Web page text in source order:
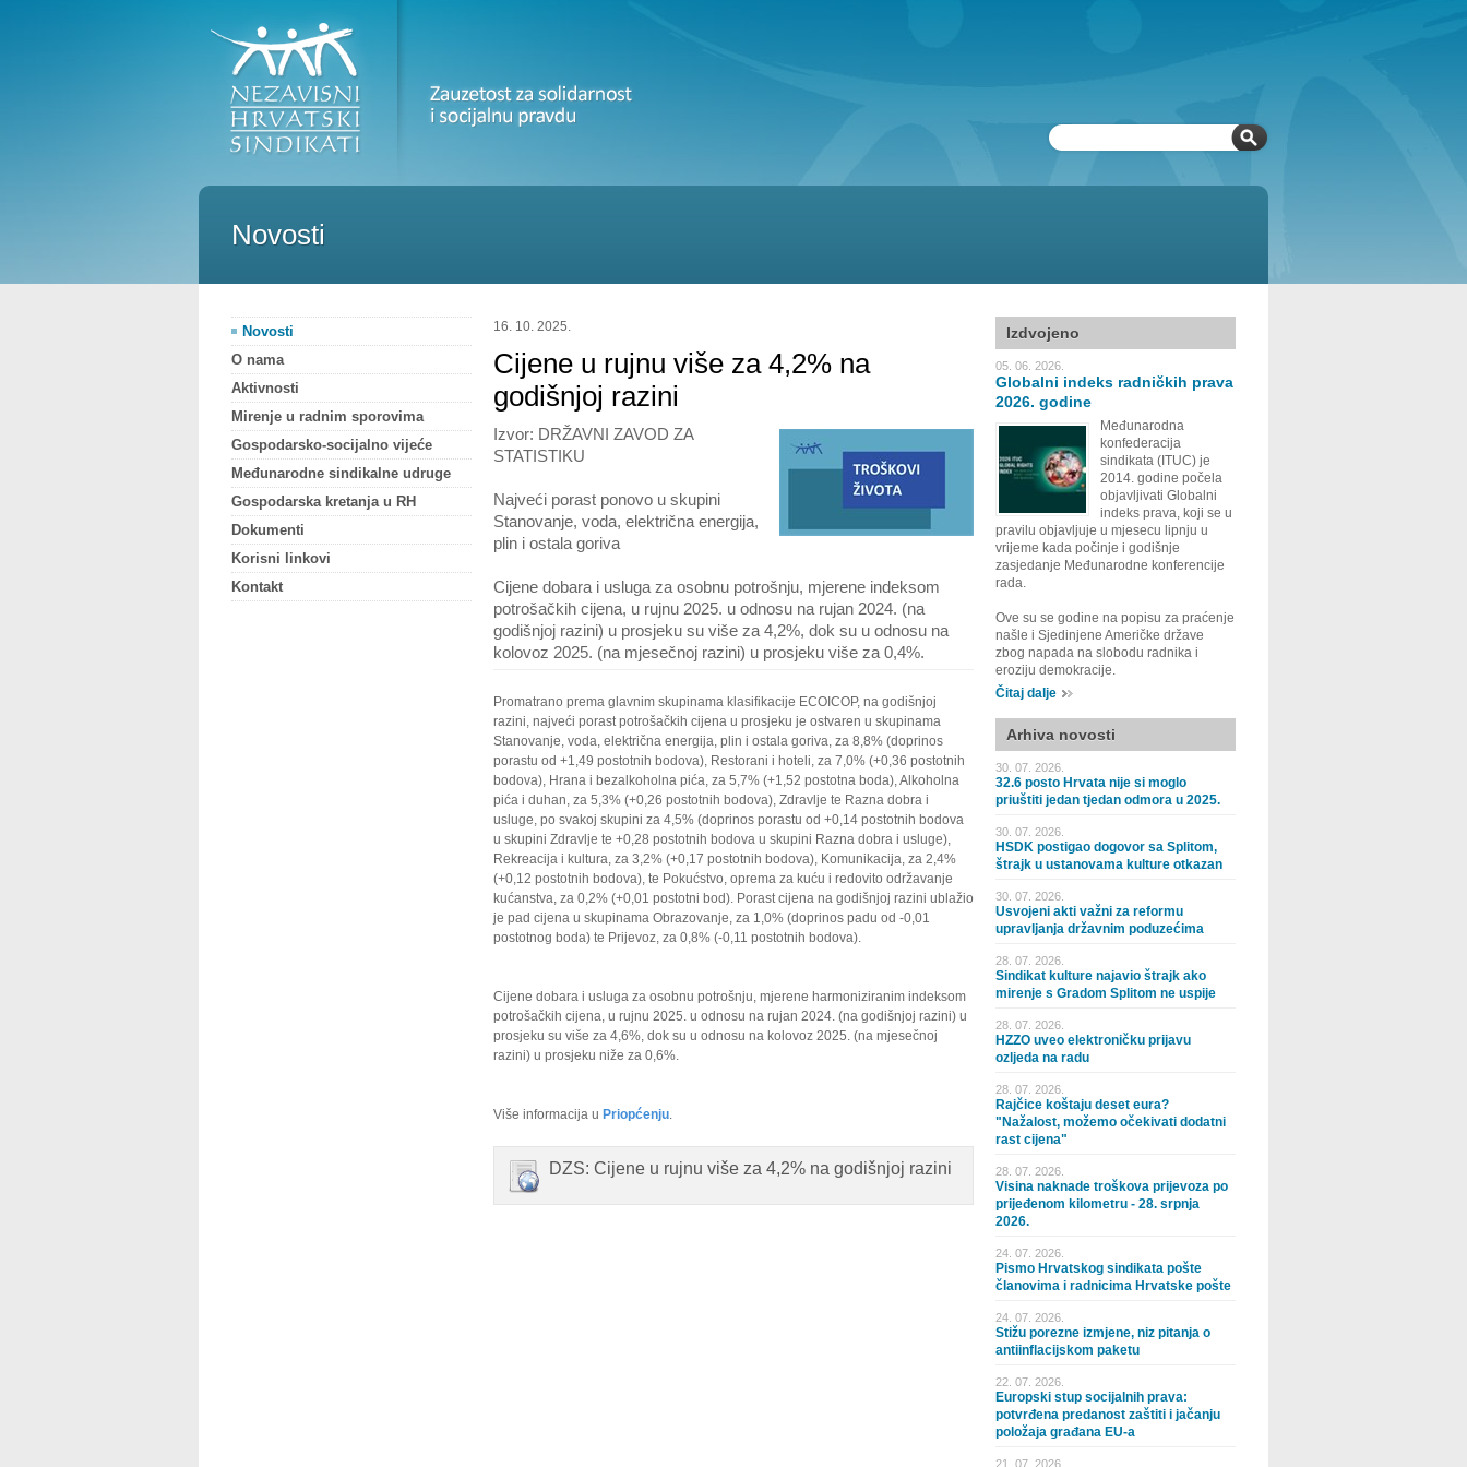
Novosti
16. 10. 2025.
Cijene u rujnu više za 4,2% na
godišnjoj razini
Izvor: DRŽAVNI ZAVOD ZA
STATISTIKU
Najveći porast ponovo u skupini
Stanovanje, voda, električna energija,
plin i ostala goriva
Cijene dobara i usluga za osobnu potrošnju, mjerene indeksom
potrošačkih cijena, u rujnu 2025. u odnosu na rujan 2024. (na
godišnjoj razini) u prosjeku su više za 4,2%, dok su u odnosu na
kolovoz 2025. (na mjesečnoj razini) u prosjeku više za 0,4%.
Promatrano prema glavnim skupinama klasifikacije ECOICOP, na godišnjoj
razini, najveći porast potrošačkih cijena u prosjeku je ostvaren u skupinama
Stanovanje, voda, električna energija, plin i ostala goriva, za 8,8% (doprinos
porastu od +1,49 postotnih bodova), Restorani i hoteli, za 7,0% (+0,36 postotnih
bodova), Hrana i bezalkoholna pića, za 5,7% (+1,52 postotna boda), Alkoholna
pića i duhan, za 5,3% (+0,26 postotnih bodova), Zdravlje te Razna dobra i
usluge, po svakoj skupini za 4,5% (doprinos porastu od +0,14 postotnih bodova
u skupini Zdravlje te +0,28 postotnih bodova u skupini Razna dobra i usluge),
Rekreacija i kultura, za 3,2% (+0,17 postotnih bodova), Komunikacija, za 2,4%
(+0,12 postotnih bodova), te Pokućstvo, oprema za kuću i redovito održavanje
kućanstva, za 0,2% (+0,01 postotni bod). Porast cijena na godišnjoj razini ublažio
je pad cijena u skupinama Obrazovanje, za 1,0% (doprinos padu od -0,01
postotnog boda) te Prijevoz, za 0,8% (-0,11 postotnih bodova).
Cijene dobara i usluga za osobnu potrošnju, mjerene harmoniziranim indeksom
potrošačkih cijena, u rujnu 2025. u odnosu na rujan 2024. (na godišnjoj razini) u
prosjeku su više za 4,6%, dok su u odnosu na kolovoz 2025. (na mjesečnoj
razini) u prosjeku niže za 0,6%.
Više informacija u Priopćenju.
DZS: Cijene u rujnu više za 4,2% na godišnjoj razini
Novosti
O nama
Aktivnosti
Mirenje u radnim sporovima
Gospodarsko-socijalno vijeće
Međunarodne sindikalne udruge
Gospodarska kretanja u RH
Dokumenti
Korisni linkovi
Kontakt
Izdvojeno
05. 06. 2026.
Globalni indeks radničkih prava
2026. godine
Međunarodna
konfederacija
sindikata (ITUC) je
2014. godine počela
objavljivati Globalni
indeks prava, koji se u
pravilu objavljuje u mjesecu lipnju u
vrijeme kada počinje i godišnje
zasjedanje Međunarodne konferencije
rada.
Ove su se godine na popisu za praćenje
našle i Sjedinjene Američke države
zbog napada na slobodu radnika i
eroziju demokracije.
Čitaj dalje
Arhiva novosti
30. 07. 2026.
32.6 posto Hrvata nije si moglo
priuštiti jedan tjedan odmora u 2025.
30. 07. 2026.
HSDK postigao dogovor sa Splitom,
štrajk u ustanovama kulture otkazan
30. 07. 2026.
Usvojeni akti važni za reformu
upravljanja državnim poduzećima
28. 07. 2026.
Sindikat kulture najavio štrajk ako
mirenje s Gradom Splitom ne uspije
28. 07. 2026.
HZZO uveo elektroničku prijavu
ozljeda na radu
28. 07. 2026.
Rajčice koštaju deset eura?
"Nažalost, možemo očekivati dodatni
rast cijena"
28. 07. 2026.
Visina naknade troškova prijevoza po
prijeđenom kilometru - 28. srpnja
2026.
24. 07. 2026.
Pismo Hrvatskog sindikata pošte
članovima i radnicima Hrvatske pošte
24. 07. 2026.
Stižu porezne izmjene, niz pitanja o
antiinflacijskom paketu
22. 07. 2026.
Europski stup socijalnih prava:
potvrđena predanost zaštiti i jačanju
položaja građana EU-a
21. 07. 2026.